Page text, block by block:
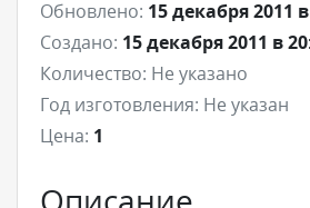
Обновлено: 15 декабря 2011
Создано: 15 декабря 2011 в
Количество: Не указано
Год изготовления: Не указан
Цена: 1